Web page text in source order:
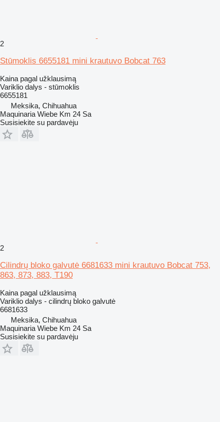
2
Stūmoklis 6655181 mini krautuvo Bobcat 763
Kaina pagal užklausimą
Variklio dalys - stūmoklis
6655181
Meksika, Chihuahua
Maquinaria Wiebe Km 24 Sa
Susisiekite su pardavėju
2
Cilindrų bloko galvutė 6681633 mini krautuvo Bobcat 753,
863, 873, 883, T190
Kaina pagal užklausimą
Variklio dalys - cilindrų bloko galvutė
6681633
Meksika, Chihuahua
Maquinaria Wiebe Km 24 Sa
Susisiekite su pardavėju